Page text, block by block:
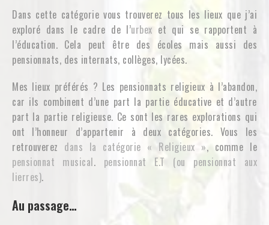
Dans cette catégorie vous trouverez tous les lieux que j’ai
exploré dans le cadre de l’urbex et qui se rapportent à
l’éducation. Cela peut être des écoles mais aussi des
pensionnats, des internats, collèges, lycées.
Mes lieux préférés ? Les pensionnats religieux à l’abandon,
car ils combinent d’une part la partie éducative et d’autre
part la partie religieuse. Ce sont les rares explorations qui
ont l’honneur d’appartenir à deux catégories. Vous les
retrouverez dans la catégorie « Religieux », comme le
pensionnat musical. pensionnat E.T (ou pensionnat aux
lierres).
Au passage…